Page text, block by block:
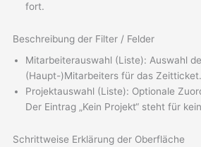
fort.
Beschreibung der Filter / Felder
Mitarbeiterauswahl (Liste): Auswahl
(Haupt-)Mitarbeiters für das Zeitticket.
Projektauswahl (Liste): Optionale
Der Eintrag „Kein Projekt“ steht für
Schrittweise Erklärung der Oberfläche